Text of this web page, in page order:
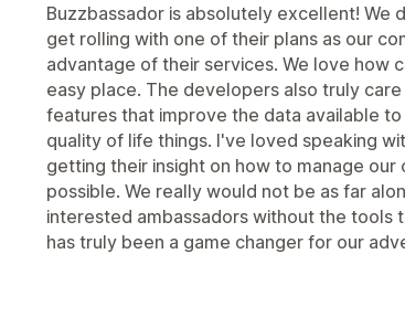
Buzzbassador is absolutely excellent! We
get rolling with one of their plans as our
advantage of their services. We love how
easy place. The developers also truly
features that improve the data available
quality of life things. I've loved speaking
getting their insight on how to manage our
possible. We really would not be as far
interested ambassadors without the tools
has truly been a game changer for our